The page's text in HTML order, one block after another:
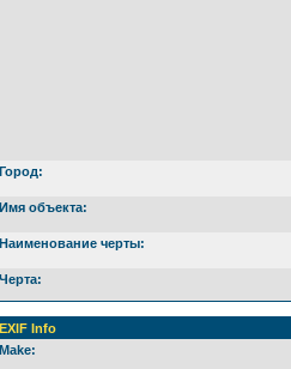
Город:
Имя объекта:
Наименование черты:
Черта:
EXIF Info
Make: